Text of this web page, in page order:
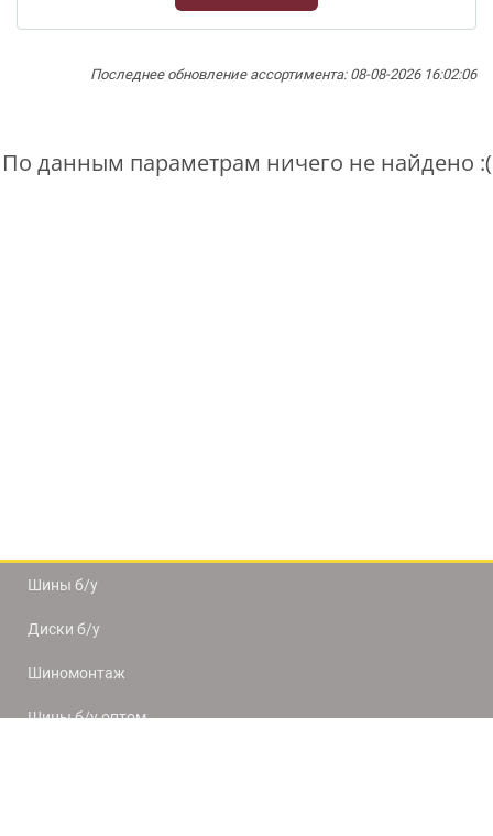
Последнее обновление ассортимента: 08-08-2026 16:02:06
По данным параметрам ничего не найдено :(
Шины б/у
Диски б/у
Шиномонтаж
Шины б/у оптом